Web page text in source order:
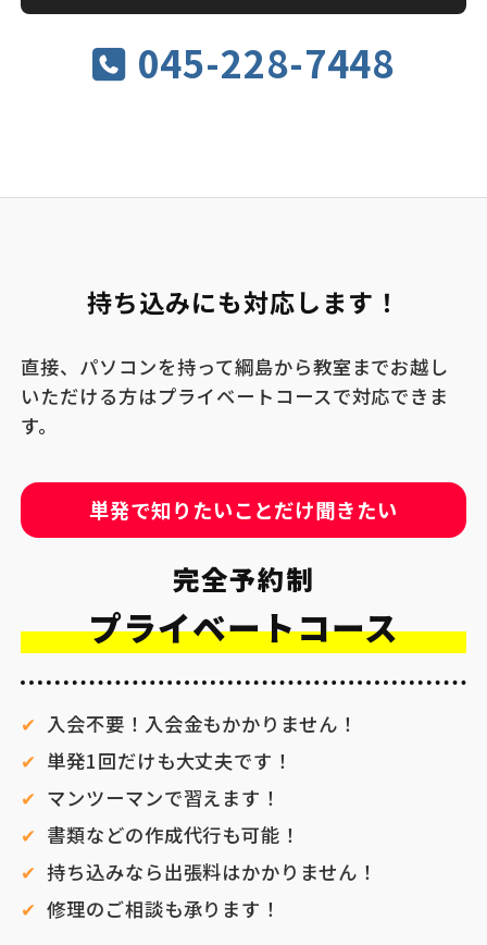
045-228-7448
持ち込みにも対応します！
直接、パソコンを持って綱島から教室までお越し
いただける方はプライベートコースで対応できま
す。
単発で知りたいことだけ聞きたい
完全予約制
プライベートコース
入会不要！入会金もかかりません！
単発1回だけも大丈夫です！
マンツーマンで習えます！
書類などの作成代行も可能！
持ち込みなら出張料はかかりません！
修理のご相談も承ります！